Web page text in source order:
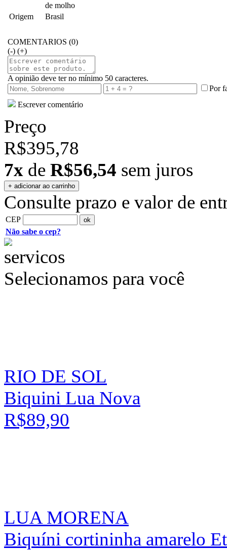
de molho
Origem
Brasil
COMENTARIOS (0)
(-) (+)
A opinião deve ter no mínimo 50 caracteres.
Por
Escrever comentário
Preço
R$395,78
7x de R$56,54 sem juros
Consulte prazo e valor de
CEP
Não sabe o cep?
Selecionamos para você
RIO DE SOL
Biquini Lua Nova
R$89,90
LUA MORENA
Biquíni cortininha amarelo